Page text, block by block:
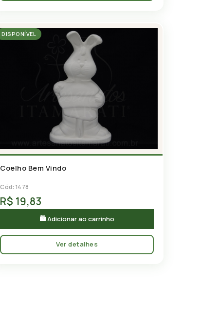
DISPONÍVEL
Coelho Bem Vindo
Cód: 1478
R$ 19,83
🛍 Adicionar ao carrinho
Ver detalhes